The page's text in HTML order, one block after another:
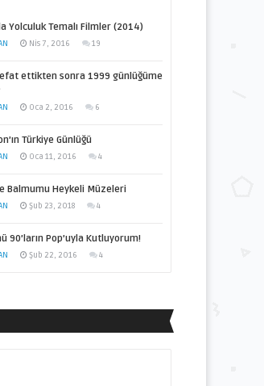
Yolculuk Temalı Filmler (2014)
Nis 7, 2016 19
ettikten sonra 1999 günlüğüme
Oca 2, 2016 6
Türkiye Günlüğü
Oca 11, 2016 4
Balmumu Heykeli Müzeleri
Şub 23, 2018 4
90’ların Pop’uyla Kutluyorum!
Şub 22, 2016 4